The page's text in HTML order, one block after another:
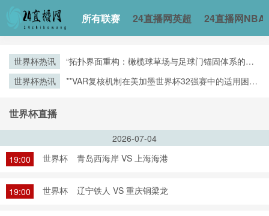
所有联赛 24直播网英超 24直播网NBA
世界杯热讯
“拓扑界面重构：橄榄球草场与足球门锚固体系的空
世界杯热讯
**VAR复核机制在美加墨世界杯32强赛中的适用困境
世界杯直播
2026-07-04
19:00
世界杯 青岛西海岸 VS 上海海港
19:00 世界杯 辽宁铁人 VS 重庆铜梁龙